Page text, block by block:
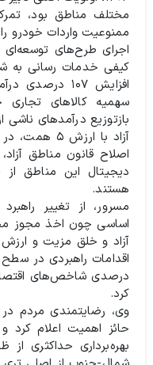
مختلف مناطق بود،
ممنوعیت واردات خودرو
اجرای طرح‌های
کیفی خدمات رسانی به
افزایش ۱۰۷
سهمیه کالاهای
بازتوزیع درآمدهای
آزاد با
اصلاح قانون مناطق
دیجیتال این مناطق
هستند.
مسرور، از تغییر
اساسی چون اخذ مجوز
آزاد و خلق مزیت و ارزش
درصدی شاخص‌های
کرد.
وی، رضایتمندی مردم در
حائز اهمیت اعلام
بهره‌برداری حداکثری